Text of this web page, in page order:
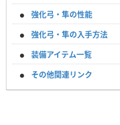
強化弓・隼の性能
強化弓・隼の入手方法
装備アイテム一覧
その他関連リンク